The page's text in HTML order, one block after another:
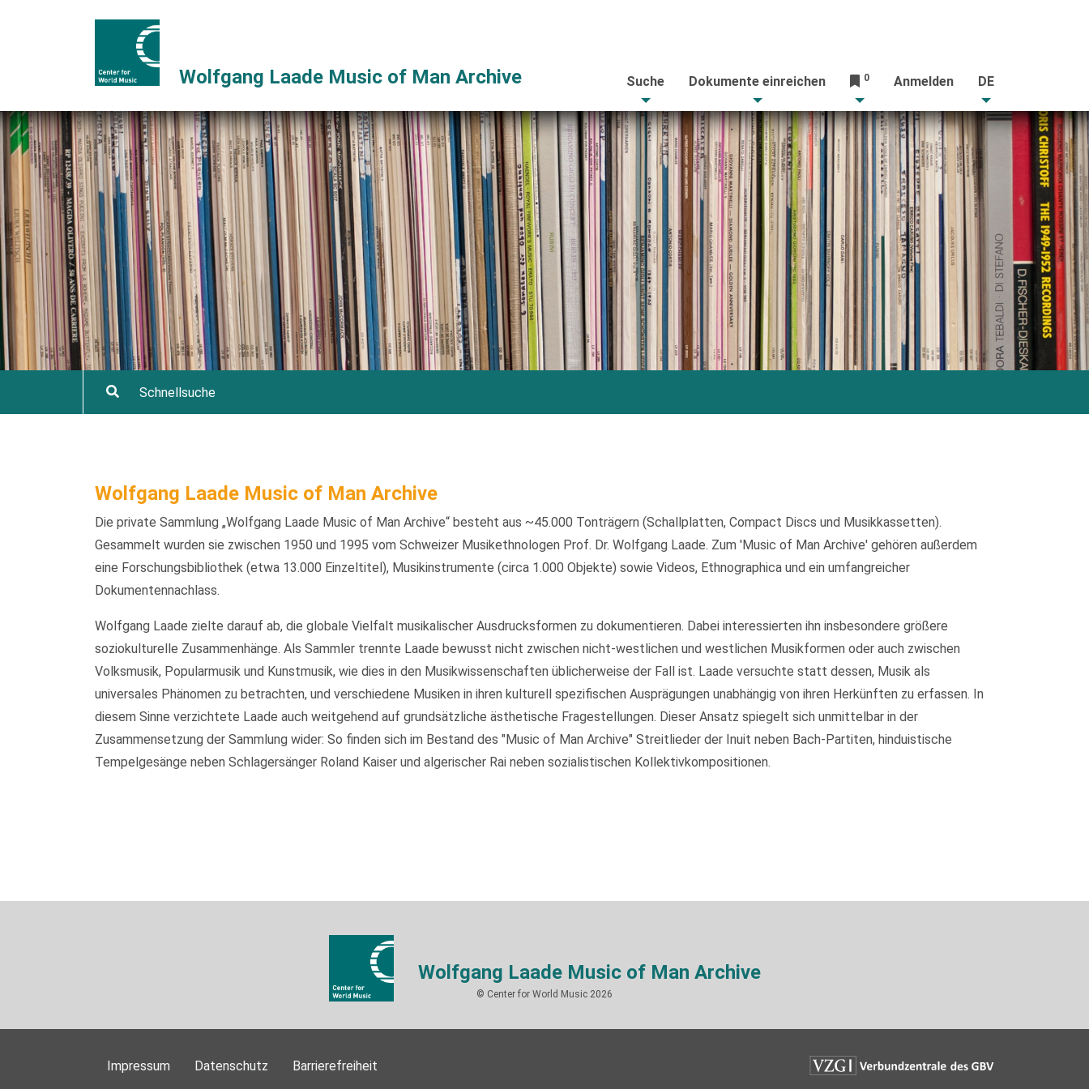
Wolfgang Laade Music of Man Archive Suche Dokumente einreichen 0 Anmelden DE
Wolfgang Laade Music of Man Archive
Die private Sammlung „Wolfgang Laade Music of Man Archive“ besteht aus ~45.000 Tonträgern (Schallplatten, Compact Discs und Musikkassetten).
Gesammelt wurden sie zwischen 1950 und 1995 vom Schweizer Musikethnologen Prof. Dr. Wolfgang Laade. Zum 'Music of Man Archive' gehören außerdem
eine Forschungsbibliothek (etwa 13.000 Einzeltitel), Musikinstrumente (circa 1.000 Objekte) sowie Videos, Ethnographica und ein umfangreicher
Dokumentennachlass.
Wolfgang Laade zielte darauf ab, die globale Vielfalt musikalischer Ausdrucksformen zu dokumentieren. Dabei interessierten ihn insbesondere größere
soziokulturelle Zusammenhänge. Als Sammler trennte Laade bewusst nicht zwischen nicht-westlichen und westlichen Musikformen oder auch zwischen
Volksmusik, Popularmusik und Kunstmusik, wie dies in den Musikwissenschaften üblicherweise der Fall ist. Laade versuchte statt dessen, Musik als
universales Phänomen zu betrachten, und verschiedene Musiken in ihren kulturell spezifischen Ausprägungen unabhängig von ihren Herkünften zu erfassen. In
diesem Sinne verzichtete Laade auch weitgehend auf grundsätzliche ästhetische Fragestellungen. Dieser Ansatz spiegelt sich unmittelbar in der
Zusammensetzung der Sammlung wider: So finden sich im Bestand des "Music of Man Archive" Streitlieder der Inuit neben Bach-Partiten, hinduistische
Tempelgesänge neben Schlagersänger Roland Kaiser und algerischer Rai neben sozialistischen Kollektivkompositionen.
Wolfgang Laade Music of Man Archive
© Center for World Music 2026
Impressum Datenschutz Barrierefreiheit